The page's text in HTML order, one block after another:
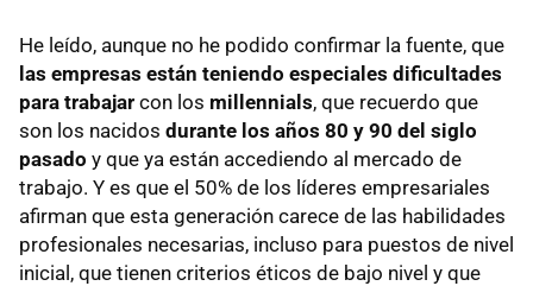
He leído, aunque no he podido confirmar la fuente, que
las empresas están teniendo especiales dificultades
para trabajar con los millennials, que recuerdo que
son los nacidos durante los años 80 y 90 del siglo
pasado y que ya están accediendo al mercado de
trabajo. Y es que el 50% de los líderes empresariales
afirman que esta generación carece de las habilidades
profesionales necesarias, incluso para puestos de nivel
inicial, que tienen criterios éticos de bajo nivel y que